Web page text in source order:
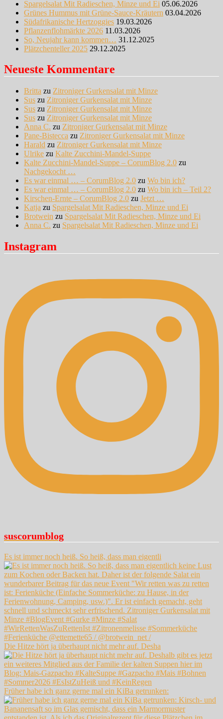
Spargelsalat Mit Radieschen, Minze und Ei 05.06.2026
Grünes Hummus mit Grüne-Sauce-Kräutern 03.04.2026
Südafrikanische Hertzoggies 19.03.2026
Pflanzenflohmärkte 2026 11.03.2026
So, Neujahr kann kommen… 31.12.2025
Plätzchenteller 2025 29.12.2025
Neueste Kommentare
Britta zu Zitroniger Gurkensalat mit Minze
Sus zu Zitroniger Gurkensalat mit Minze
Sus zu Zitroniger Gurkensalat mit Minze
Sus zu Zitroniger Gurkensalat mit Minze
Anna C. zu Zitroniger Gurkensalat mit Minze
Pane-Bistecca zu Zitroniger Gurkensalat mit Minze
Harald zu Zitroniger Gurkensalat mit Minze
Ulrike zu Kalte Zucchini-Mandel-Suppe
Kalte Zucchini-Mandel-Suppe – CorumBlog 2.0 zu
Nachgekocht …
Es war einmal … – CorumBlog 2.0 zu Wo bin ich?
Es war einmal … – CorumBlog 2.0 zu Wo bin ich – Teil 2?
Kirschen-Ernte – CorumBlog 2.0 zu Jetzt …
Katja zu Spargelsalat Mit Radieschen, Minze und Ei
Brotwein zu Spargelsalat Mit Radieschen, Minze und Ei
Anna C. zu Spargelsalat Mit Radieschen, Minze und Ei
Instagram
suscorumblog
Es ist immer noch heiß. So heiß, dass man eigentli
Die Hitze hört ja überhaupt nicht mehr auf. Desha
Früher habe ich ganz gerne mal ein KiBa getrunken: